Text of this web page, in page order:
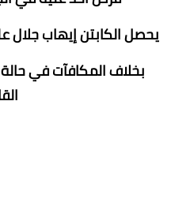
يحصل الكابتن إيهاب جلال على راتب 770
بخلاف المكافآت في حالة